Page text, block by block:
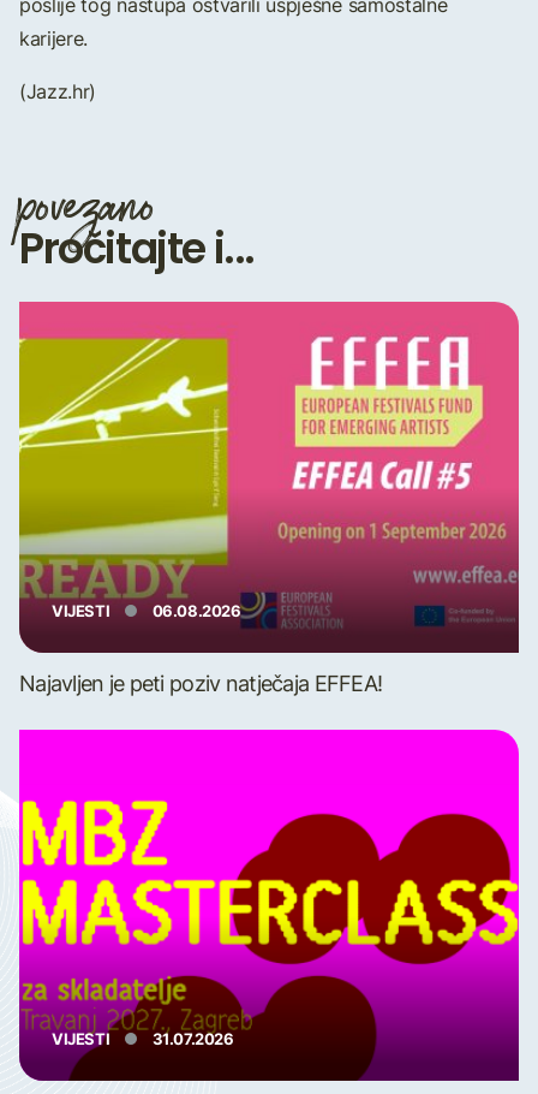
karijere.
(Jazz.hr)
povezano
Pročitajte i...
VIJESTI 06.08.2026
Najavljen je peti poziv natječaja EFFEA!
VIJESTI 31.07.2026